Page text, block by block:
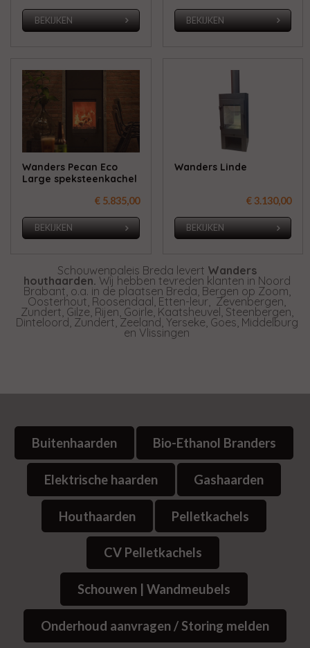
BEKIJKEN BEKIJKEN
Wanders Pecan Eco
Large speksteenkachel
€ 5.835,00
BEKIJKEN
Wanders Linde
€ 3.130,00
BEKIJKEN
Schouwenpaleis Breda levert Wanders
houthaarden. Wij hebben tevreden klanten in Noord
Brabant, o.a. in de plaatsen Breda, Bergen op Zoom,
Oosterhout, Roosendaal, Etten-leur, Zevenbergen,
Zundert, Gilze, Rijen, Goirle, Kaatsheuvel, Steenbergen,
Dinteloord, Zundert, Zeeland, Yerseke, Goes, Middelburg
en Vlissingen
Buitenhaarden Bio-Ethanol Branders
Elektrische haarden Gashaarden
Houthaarden Pelletkachels
CV Pelletkachels
Schouwen | Wandmeubels
Onderhoud aanvragen / Storing melden